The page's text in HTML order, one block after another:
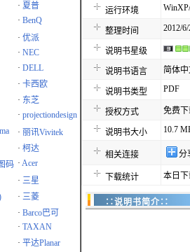
· 夏普
· BenQ
· 优派
· NEC
· DELL
· 卡西欧
· 东芝
· projectiondesign
· 丽讯Vivitek
· 柯达
码 · Acer
· 三星
· 三菱
· Barco巴可
· TAXAN
· 平达Planar
运行环境
整理时间 2012/
说明书星级
说明书语言 简体
说明书类型 PDF
授权方式 免费
说明书大小 10.7
相关连接 分
下载统计 本日
∷说明书简介∷